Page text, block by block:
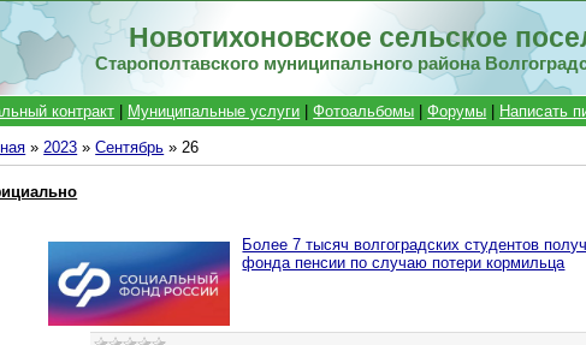
Новотихоновское сельское
Старополтавского муниципального района
контракт Муниципальные услуги |Фотоальбомы |Форумы Написать
»2023 » Сентябрь » 26
Более 7 тысяч волгоградских студентов
фонда пенсии по случаю потери кормильца